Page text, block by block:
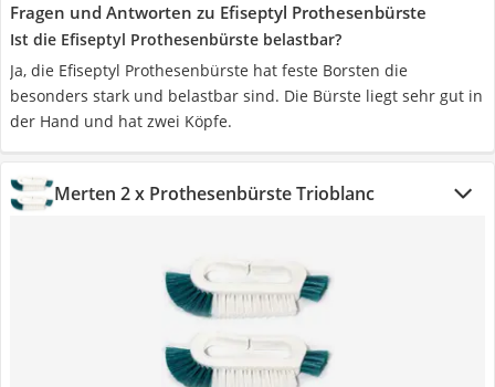
Fragen und Antworten zu Efiseptyl Prothesenbürste
Ist die Efiseptyl Prothesenbürste belastbar?
Ja, die Efiseptyl Prothesenbürste hat feste Borsten die
besonders stark und belastbar sind. Die Bürste liegt sehr gut in
der Hand und hat zwei Köpfe.
Merten 2 x Prothesenbürste Trioblanc